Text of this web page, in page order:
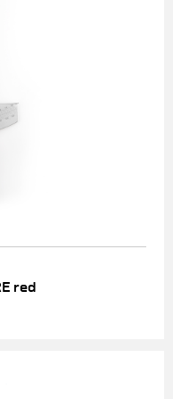
red